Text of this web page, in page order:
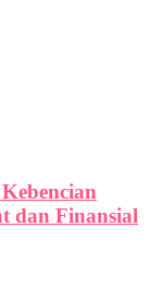
dan Finansial